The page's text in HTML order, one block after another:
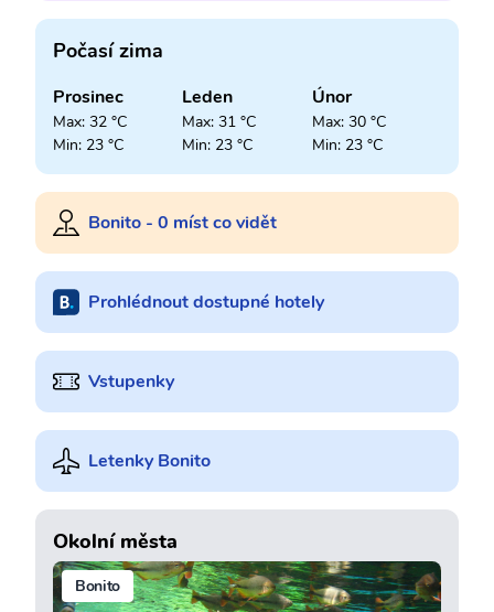
Počasí zima
Prosinec
Max: 32 °C
Min: 23 °C
Leden
Max: 31 °C
Min: 23 °C
Únor
Max: 30 °C
Min: 23 °C
Bonito - 0 míst co vidět
Prohlédnout dostupné hotely
Vstupenky
Letenky Bonito
Okolní města
Bonito